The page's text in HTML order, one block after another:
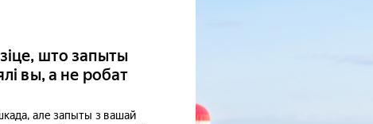
што запыты
вы, а не робат
але запыты з вашай